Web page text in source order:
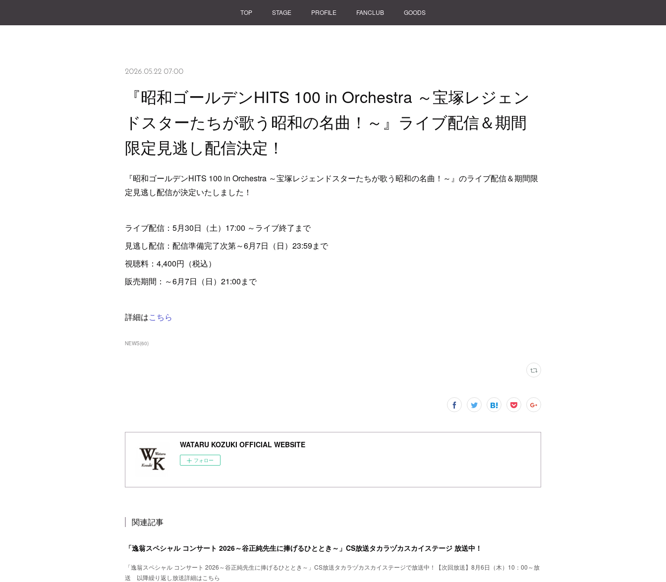
TOP STAGE PROFILE FANCLUB GOODS
2026.05.22 07:00
『昭和ゴールデンHITS 100 in Orchestra ～宝塚レジェン
ドスターたちが歌う昭和の名曲！～』ライブ配信＆期間
限定見逃し配信決定！
『昭和ゴールデンHITS 100 in Orchestra ～宝塚レジェンドスターたちが歌う昭和の名曲！～』のライブ配信＆期間限
定見逃し配信が決定いたしました！
ライブ配信：5月30日（土）17:00 ～ライブ終了まで
見逃し配信：配信準備完了次第～6月7日（日）23:59まで
視聴料：4,400円（税込）
販売期間：～6月7日（日）21:00まで
詳細はこちら
NEWS(60)
WATARU KOZUKI OFFICIAL WEBSITE
フォロー
関連記事
「逸翁スペシャル コンサート 2026～谷正純先生に捧げるひととき～」CS放送タカラヅカスカイステージ 放送中！
「逸翁スペシャル コンサート 2026～谷正純先生に捧げるひととき～」CS放送タカラヅカスカイステージで放送中！【次回放送】8月6日（木）10：00～放
送 以降繰り返し放送詳細はこちら